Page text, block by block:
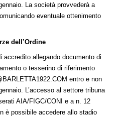
La società provvederà a
eventuale ottenimento
dell’Ordine
accredito allegando documento di
o tesserino di riferimento
entro e non
L’accesso al settore tribuna
AIA/FIGC/CONI e a n. 12
è possibile accedere allo stadio